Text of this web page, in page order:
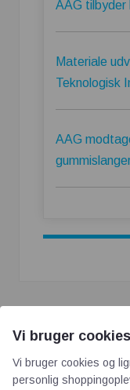
AAG tilbyder
Materiale
Teknologisk
AAG
Vi bruger cookies
Vi bruger cookies og
personlig